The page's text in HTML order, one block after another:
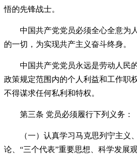
悟的先锋战士。
中国共产党党员必须全心全意为
的一切，为实现共产主义奋斗终身。
中国共产党党员永远是劳动人民
政策规定范围内的个人利益和工作职
不得谋求任何私利和特权。
第三条 党员必须履行下列义务：
（一）认真学习马克思列宁主义
论、“三个代表”重要思想、科学发展